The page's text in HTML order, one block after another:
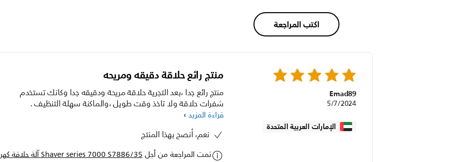
اكتب المراجعة
Emad89
5/7/2024
الإمارات العربية المتحدة
منتج رائع حلاقة دقيقه ومريحه
منتج رائع جدا ،بعد التجرية حلاقة مريحة ودقيقه جدا وكانك تستخدم
شفرات حلاقة ولا تاخذ وقت طويل ،والماكنة سهلة التنظيف .
قراءة المزيد
نعم، أنصح بهذا المنتج
تمت المراجعة من أجلShaver series 7000 S7886/35 آلة حلاقة كهربائية لحلاقة رطبة وجافة